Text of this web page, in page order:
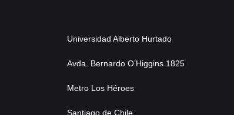
Universidad Alberto Hurtado
Avda. Bernardo O’Higgins 1825
Metro Los Héroes
Santiago de Chile